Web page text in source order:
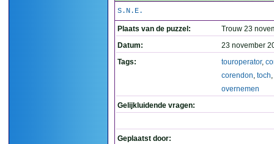
S.N.E.
Plaats van de puzzel:
Trouw 23
Datum:
23 november
Tags:
touroperator,
corendon, toch,
overnemen
Gelijkluidende vragen:
Geplaatst door: